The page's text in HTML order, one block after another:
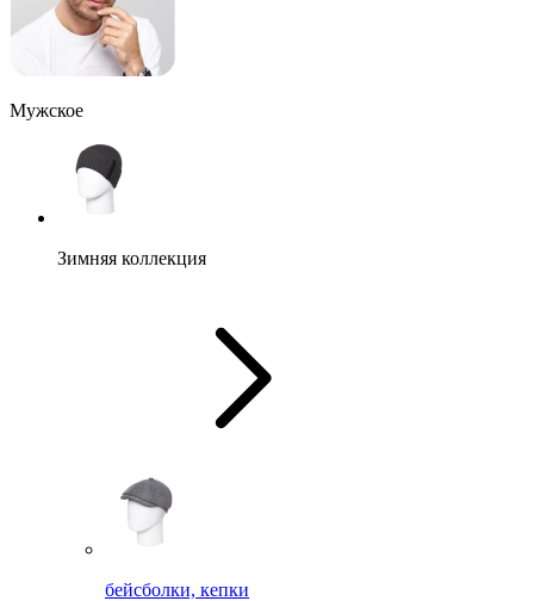
Мужское
Зимняя коллекция
бейсболки, кепки